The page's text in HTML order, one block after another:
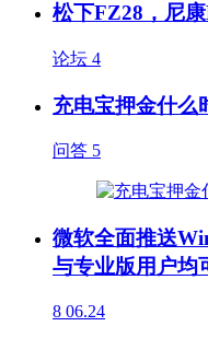
松下FZ28，尼
论坛 4
充电宝押金什么
问答 5
微软全面推送
与专业版用户均
8 06.24